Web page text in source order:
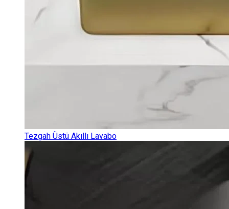
Tezgah Üstü Akıllı Lavabo